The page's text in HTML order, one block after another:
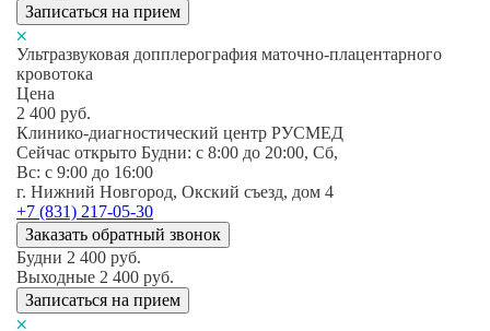
Записаться на прием
Ультразвуковая допплерография маточно-плацентарного
кровотока
Цена
2 400 руб.
Клинико-диагностический центр РУСМЕД
Сейчас открыто Будни: c 8:00 до 20:00, Сб,
Вс: c 9:00 до 16:00
г. Нижний Новгород, Окский съезд, дом 4
+7 (831) 217-05-30
Заказать обратный звонок
Будни 2 400 руб.
Выходные 2 400 руб.
Записаться на прием